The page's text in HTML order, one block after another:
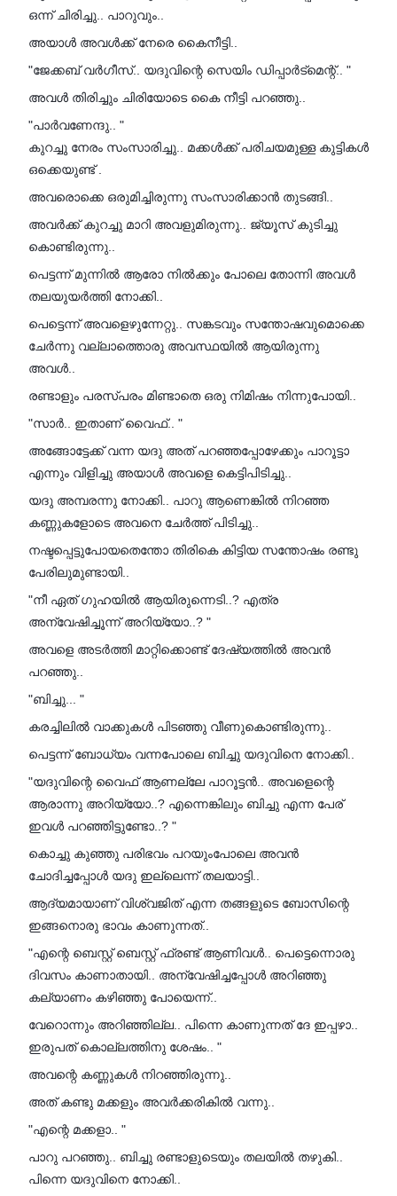
ഒന്ന് ചിരിച്ചു.. പാറുവും..
അയാൾ അവൾക്ക് നേരെ കൈനീട്ടി..
"ജേക്കബ് വർഗീസ്.. യദുവിന്റെ സെയിം ഡിപ്പാർട്മെന്റ്.. "
അവൾ തിരിച്ചും ചിരിയോടെ കൈ നീട്ടി പറഞ്ഞു..
"പാർവണേന്ദു.. "
കുറച്ചു നേരം സംസാരിച്ചു.. മക്കൾക്ക് പരിചയമുള്ള കുട്ടികൾ
ഒക്കെയുണ്ട് .
അവരൊക്കെ ഒരുമിച്ചിരുന്നു സംസാരിക്കാൻ തുടങ്ങി..
അവർക്ക് കുറച്ചു മാറി അവളുമിരുന്നു.. ജ്യൂസ്‌ കുടിച്ചു
കൊണ്ടിരുന്നു..
പെട്ടന്ന് മുന്നിൽ ആരോ നിൽക്കും പോലെ തോന്നി അവൾ
തലയുയർത്തി നോക്കി..
പെട്ടെന്ന് അവളെഴുന്നേറ്റു.. സങ്കടവും സന്തോഷവുമൊക്കെ
ചേർന്നു വല്ലാത്തൊരു അവസ്ഥയിൽ ആയിരുന്നു
അവൾ..
രണ്ടാളും പരസ്പരം മിണ്ടാതെ ഒരു നിമിഷം നിന്നുപോയി..
"സാർ.. ഇതാണ് വൈഫ്.. "
അങ്ങോട്ടേക്ക് വന്ന യദു അത് പറഞ്ഞപ്പോഴേക്കും പാറൂട്ടാ
എന്നും വിളിച്ചു അയാൾ അവളെ കെട്ടിപിടിച്ചു..
യദു അമ്പരന്നു നോക്കി.. പാറു ആണെങ്കിൽ നിറഞ്ഞ
കണ്ണുകളോടെ അവനെ ചേർത്ത് പിടിച്ചു..
നഷ്ടപ്പെട്ടുപോയതെന്തോ തിരികെ കിട്ടിയ സന്തോഷം രണ്ടു
പേരിലുമുണ്ടായി..
"നീ ഏത് ഗുഹയിൽ ആയിരുന്നെടി..? എത്ര
അന്വേഷിച്ചൂന്ന് അറിയ്യോ..? "
അവളെ അടർത്തി മാറ്റിക്കൊണ്ട് ദേഷ്യത്തിൽ അവൻ
പറഞ്ഞു..
"ബിച്ചു... "
കരച്ചിലിൽ വാക്കുകൾ പിടഞ്ഞു വീണുകൊണ്ടിരുന്നു..
പെട്ടന്ന് ബോധ്യം വന്നപോലെ ബിച്ചു യദുവിനെ നോക്കി..
"യദുവിന്റെ വൈഫ്‌ ആണല്ലേ പാറൂട്ടൻ.. അവളെന്റെ
ആരാന്നു അറിയ്യോ..? എന്നെങ്കിലും ബിച്ചു എന്ന പേര്
ഇവൾ പറഞ്ഞിട്ടുണ്ടോ..? "
കൊച്ചു കുഞ്ഞു പരിഭവം പറയുംപോലെ അവൻ
ചോദിച്ചപ്പോൾ യദു ഇല്ലെന്ന് തലയാട്ടി..
ആദ്യമായാണ് വിശ്വജിത് എന്ന തങ്ങളുടെ ബോസിന്റെ
ഇങ്ങനൊരു ഭാവം കാണുന്നത്..
"എന്റെ ബെസ്റ്റ് ബെസ്റ്റ് ഫ്രണ്ട് ആണിവൾ.. പെട്ടെന്നൊരു
ദിവസം കാണാതായി.. അന്വേഷിച്ചപ്പോൾ അറിഞ്ഞു
കല്യാണം കഴിഞ്ഞു പോയെന്ന്..
വേറൊന്നും അറിഞ്ഞില്ല.. പിന്നെ കാണുന്നത് ദേ ഇപ്പഴാ..
ഇരുപത് കൊല്ലത്തിനു ശേഷം.. "
അവന്റെ കണ്ണുകൾ നിറഞ്ഞിരുന്നു..
അത് കണ്ടു മക്കളും അവർക്കരികിൽ വന്നു..
"എന്റെ മക്കളാ.. "
പാറു പറഞ്ഞു.. ബിച്ചു രണ്ടാളുടെയും തലയിൽ തഴുകി..
പിന്നെ യദുവിനെ നോക്കി..